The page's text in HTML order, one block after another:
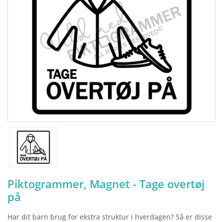
Piktogrammer, Magnet - Tage overtøj
på
Har dit barn brug for ekstra struktur i hverdagen? Så er disse